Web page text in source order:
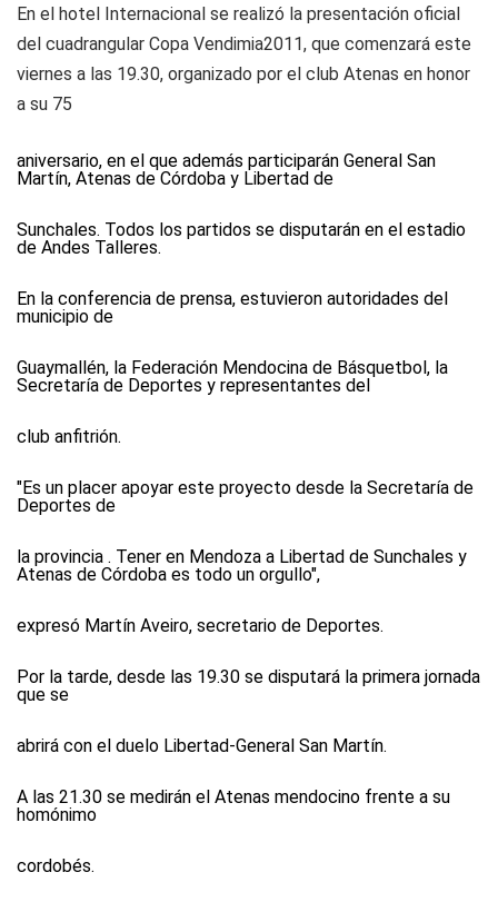
En el hotel Internacional se realizó la presentación oficial
del cuadrangular Copa Vendimia2011, que comenzará este
viernes a las 19.30, organizado por el club Atenas en honor
a su 75
aniversario, en el que además participarán General San
Martín, Atenas de Córdoba y Libertad de
Sunchales. Todos los partidos se disputarán en el estadio
de Andes Talleres.
En la conferencia de prensa, estuvieron autoridades del
municipio de
Guaymallén, la Federación Mendocina de Básquetbol, la
Secretaría de Deportes y representantes del
club anfitrión.
"Es un placer apoyar este proyecto desde la Secretaría de
Deportes de
la provincia . Tener en Mendoza a Libertad de Sunchales y
Atenas de Córdoba es todo un orgullo",
expresó Martín Aveiro, secretario de Deportes.
Por la tarde, desde las 19.30 se disputará la primera jornada
que se
abrirá con el duelo Libertad-General San Martín.
A las 21.30 se medirán el Atenas mendocino frente a su
homónimo
cordobés.